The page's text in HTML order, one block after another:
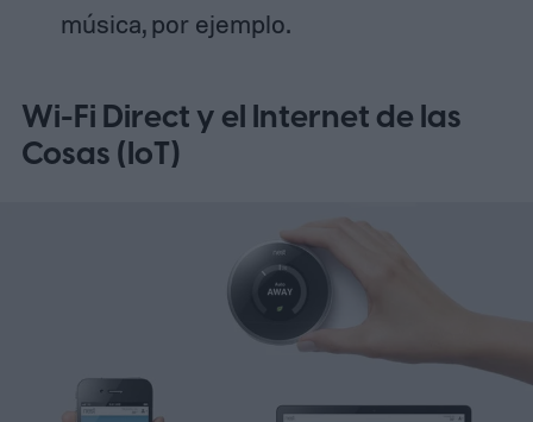
música, por ejemplo.
Wi-Fi Direct y el Internet de las
Cosas (IoT)